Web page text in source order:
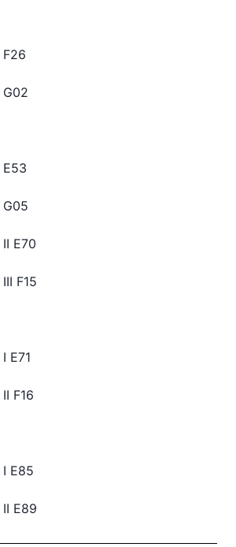
F26
G02
E53
G05
II E70
III F15
I E71
II F16
I E85
II E89